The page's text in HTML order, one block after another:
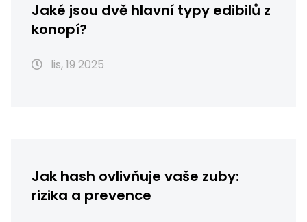
Jaké jsou dvě hlavní typy edibilů z
konopí?
lis, 19 2025
Jak hash ovlivňuje vaše zuby:
rizika a prevence